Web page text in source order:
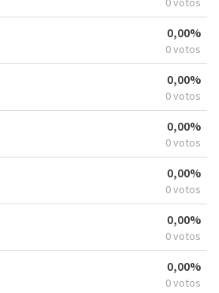
0,00%
0 votos
0,00%
0 votos
0,00%
0 votos
0,00%
0 votos
0,00%
0 votos
0,00%
0 votos